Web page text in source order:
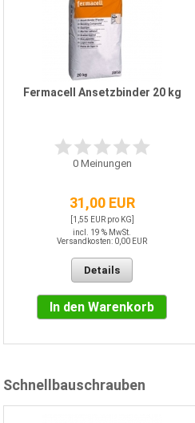
Fermacell Ansetzbinder 20 kg
0Meinungen
31,00 EUR
[1,55 EUR pro KG]
incl. 19 % MwSt.
Versandkosten: 0,00 EUR
Details
In den Warenkorb
Schnellbauschrauben